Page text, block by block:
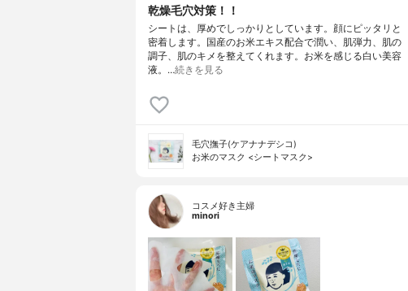
乾燥毛穴対策！！
シートは、厚めでしっかりとしています。顔にピッタリと
密着します。国産のお米エキス配合で潤い、肌弾力、肌の
調子、肌のキメを整えてくれます。お米を感じる白い美容
液。…続きを見る
毛穴撫子(ケアナナデシコ)
お米のマスク <シートマスク>
コスメ好き主婦
minori